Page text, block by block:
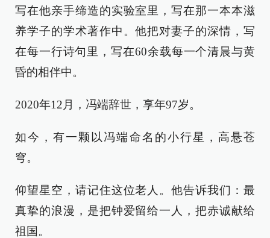
写在他亲手缔造的实验室里，写在那一本本滋
养学子的学术著作中。他把对妻子的深情，写
在每一行诗句里，写在60余载每一个清晨与黄
昏的相伴中。
2020年12月，冯端辞世，享年97岁。
如今，有一颗以冯端命名的小行星，高悬苍
穹。
仰望星空，请记住这位老人。他告诉我们：最
真挚的浪漫，是把钟爱留给一人，把赤诚献给
祖国。